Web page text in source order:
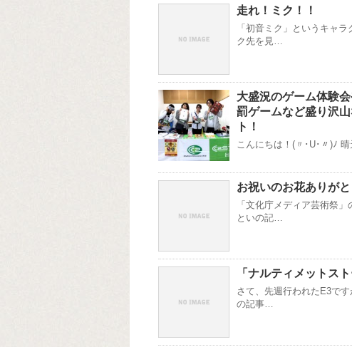
走れ！ミク！！
「初音ミク」というキャ
ク先を見…
大盛況のゲーム体験
罰ゲームなど盛り沢
ト！
こんにちは！(〃･U･〃)ﾉ
お祝いのお花ありが
「文化庁メディア芸術祭
といの記…
「ナルティメットス
さて、先週行われたE3で
の記事…